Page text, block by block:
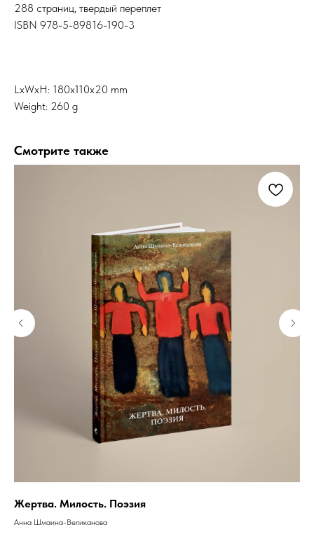
288 страниц, твердый переплет
ISBN 978-5-89816-190-3
LxWxH: 180x110x20 mm
Weight: 260 g
Смотрите также
Жертва. Милость. Поэзия
Анна Шмаина-Великанова